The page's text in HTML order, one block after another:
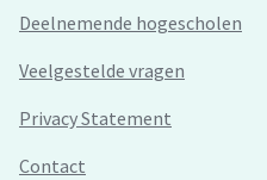
Deelnemende hogescholen
Veelgestelde vragen
Privacy Statement
Contact